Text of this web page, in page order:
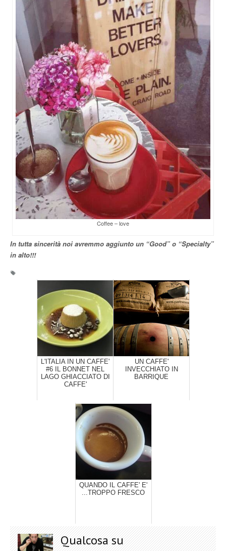
Coffee – love
In tutta sincerità noi avremmo aggiunto un “Good” o “Specialty”
in alto!!!
L'ITALIA IN UN CAFFE'
#6 IL BONNET NEL
LAGO GHIACCIATO DI
CAFFE'
UN CAFFE'
INVECCHIATO IN
BARRIQUE
QUANDO IL CAFFE' E'
...TROPPO FRESCO
Qualcosa su